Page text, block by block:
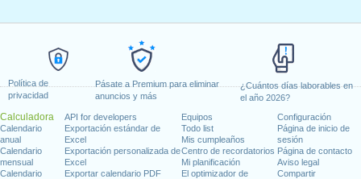
Política de
privacidad
Pásate a Premium para eliminar
anuncios y más
¿Cuántos días laborables en
el año 2026?
Calculadora
Calendario
anual
Calendario
mensual
Calendario
API for developers
Exportación estándar de
Excel
Exportación personalizada de
Excel
Exportar calendario PDF
Equipos
Todo list
Mis cumpleaños
Centro de recordatorios
Mi planificación
El optimizador de
Configuración
Página de inicio de
sesión
Página de contacto
Aviso legal
Compartir